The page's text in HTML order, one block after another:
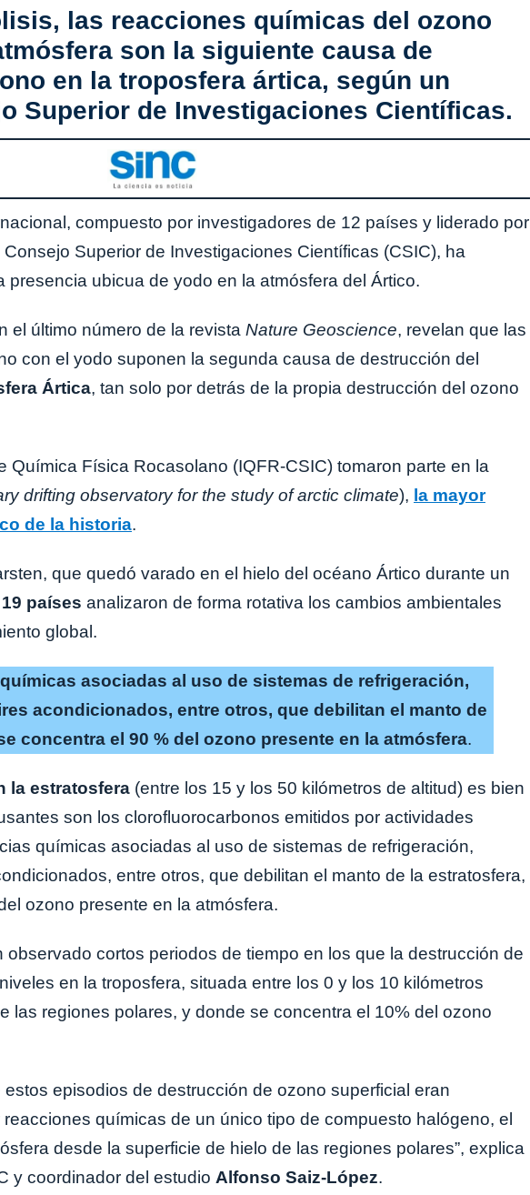
las reacciones químicas del ozono
son la siguiente causa de
en la troposfera ártica, según un
Superior de Investigaciones Científicas.
compuesto por investigadores de 12 países y liderado por
Superior de Investigaciones Científicas (CSIC), ha
presencia ubicua de yodo en la atmósfera del Ártico.
el último número de la revista Nature Geoscience, revelan que las
con el yodo suponen la segunda causa de destrucción del
Ártica, tan solo por detrás de la propia destrucción del ozono
Química Física Rocasolano (IQFR-CSIC) tomaron parte en la
drifting observatory for the study of arctic climate), la mayor
de la historia.
que quedó varado en el hielo del océano Ártico durante un
países analizaron de forma rotativa los cambios ambientales
global.
asociadas al uso de sistemas de refrigeración,
acondicionados, entre otros, que debilitan el manto de
concentra el 90 % del ozono presente en la atmósfera.
la estratosfera (entre los 15 y los 50 kilómetros de altitud) es bien
son los clorofluorocarbonos emitidos por actividades
químicas asociadas al uso de sistemas de refrigeración,
entre otros, que debilitan el manto de la estratosfera,
ozono presente en la atmósfera.
observado cortos periodos de tiempo en los que la destrucción de
en la troposfera, situada entre los 0 y los 10 kilómetros
las regiones polares, y donde se concentra el 10% del ozono
episodios de destrucción de ozono superficial eran
químicas de un único tipo de compuesto halógeno, el
desde la superficie de hielo de las regiones polares”, explica
y coordinador del estudio Alfonso Saiz-López.